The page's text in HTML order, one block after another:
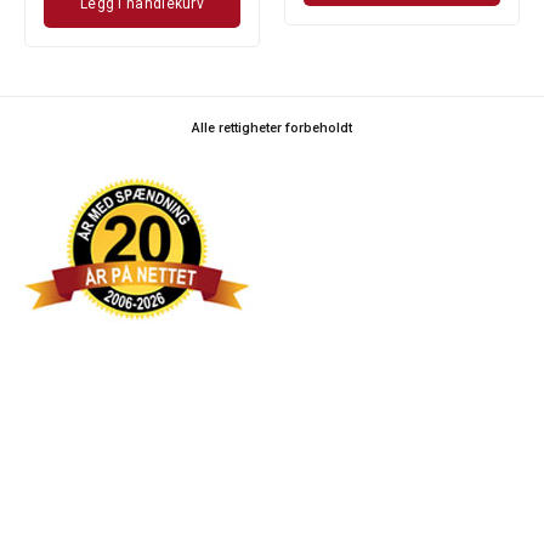
Legg i handlekurv
Alle rettigheter forbeholdt